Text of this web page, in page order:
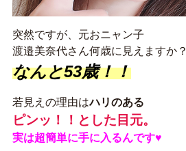
突然ですが、元おニャン子
渡邉美奈代さん何歳に見えますか？
なんと53歳！！
若見えの理由はハリのある
ピンッ！！とした目元。
実は超簡単に手に入るんです♥